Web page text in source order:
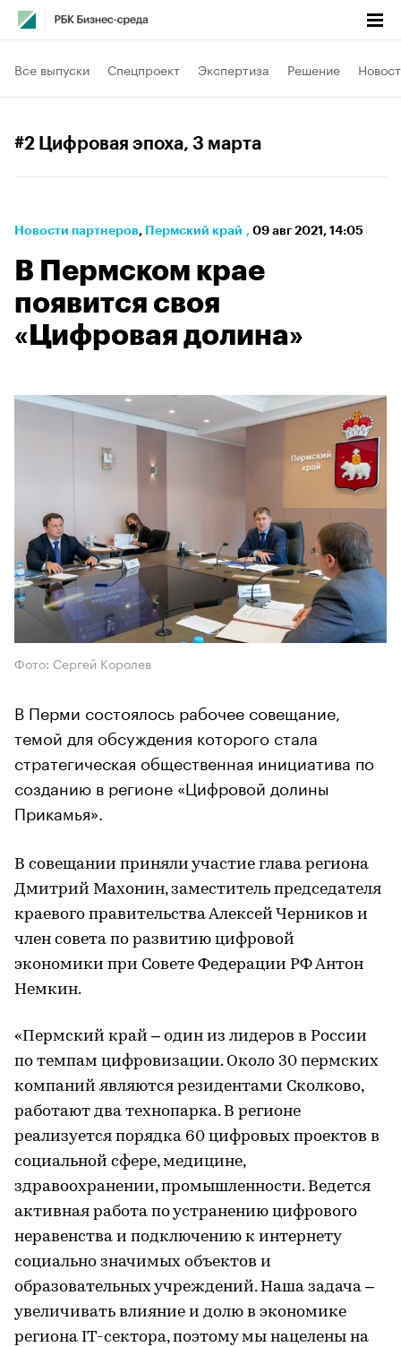
Все выпуски Спецпроект Экспертиза Решение
#2 Цифровая эпоха, 3 марта
Новости партнеров⁠, Пермский край , 09 авг 2021, 14:05
В Пермском крае
появится своя
«Цифровая долина»
Фото: Сергей Королев
В Перми состоялось рабочее совещание,
темой для обсуждения которого стала
стратегическая общественная инициатива по
созданию в регионе «Цифровой долины
Прикамья».
В совещании приняли участие глава региона
Дмитрий Махонин, заместитель председателя
краевого правительства Алексей Черников и
член совета по развитию цифровой
экономики при Совете Федерации РФ Антон
Немкин.
«Пермский край – один из лидеров в России
по темпам цифровизации. Около 30 пермских
компаний являются резидентами Сколково,
работают два технопарка. В регионе
реализуется порядка 60 цифровых проектов в
социальной сфере, медицине,
здравоохранении, промышленности. Ведется
активная работа по устранению цифрового
неравенства и подключению к интернету
социально значимых объектов и
образовательных учреждений. Наша задача –
увеличивать влияние и долю в экономике
региона IT-сектора, поэтому мы нацелены на